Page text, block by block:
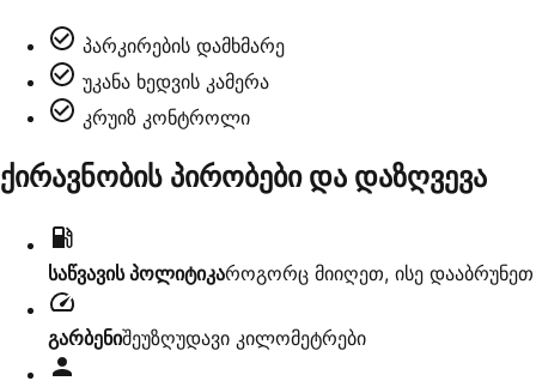
პარკირების დამხმარე
უკანა ხედვის კამერა
კრუიზ კონტროლი
ქირავნობის პირობები და დაზღვევა
საწვავის პოლიტიკაროგორც მიიღეთ, ისე დააბრუნეთ
გარბენიშეუზღუდავი კილომეტრები